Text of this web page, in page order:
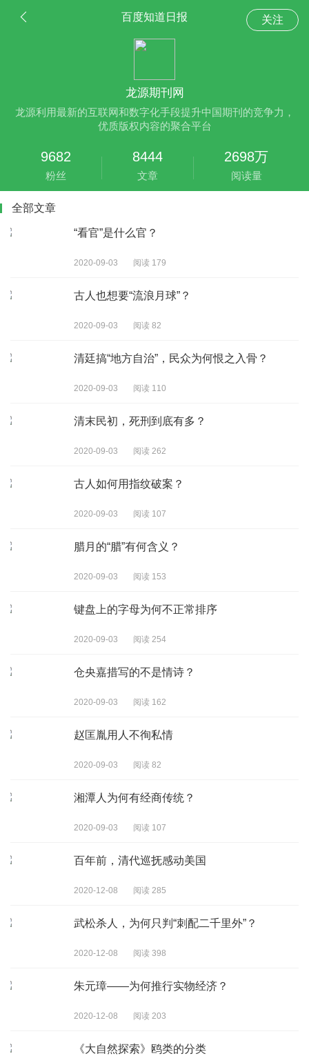
百度知道日报 关注
龙源期刊网
龙源利用最新的互联网和数字化手段提升中国期刊的竞争力，
优质版权内容的聚合平台
9682
粉丝
8444
文章
2698万
阅读量
全部文章
“看官”是什么官？
2020-09-03 阅读 179
古人也想要“流浪月球”？
2020-09-03 阅读 82
清廷搞“地方自治”，民众为何恨之入骨？
2020-09-03 阅读 110
清末民初，死刑到底有多？
2020-09-03 阅读 262
古人如何用指纹破案？
2020-09-03 阅读 107
腊月的“腊”有何含义？
2020-09-03 阅读 153
键盘上的字母为何不正常排序
2020-09-03 阅读 254
仓央嘉措写的不是情诗？
2020-09-03 阅读 162
赵匡胤用人不徇私情
2020-09-03 阅读 82
湘潭人为何有经商传统？
2020-09-03 阅读 107
百年前，清代巡抚感动美国
2020-12-08 阅读 285
武松杀人，为何只判“刺配二千里外”？
2020-12-08 阅读 398
朱元璋——为何推行实物经济？
2020-12-08 阅读 203
《大自然探索》鸥类的分类